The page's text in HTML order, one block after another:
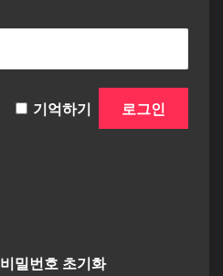
기억하기
비밀번호 초기화